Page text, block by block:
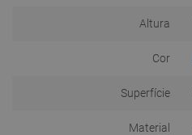
Altura
Cor
Superfície
Material